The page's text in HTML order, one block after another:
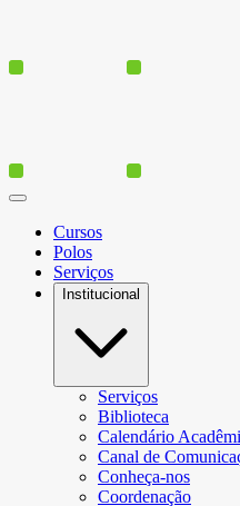
Cursos
Polos
Serviços
Institucional
Serviços
Biblioteca
Calendário
Canal de
Conheça-nos
Coordenação